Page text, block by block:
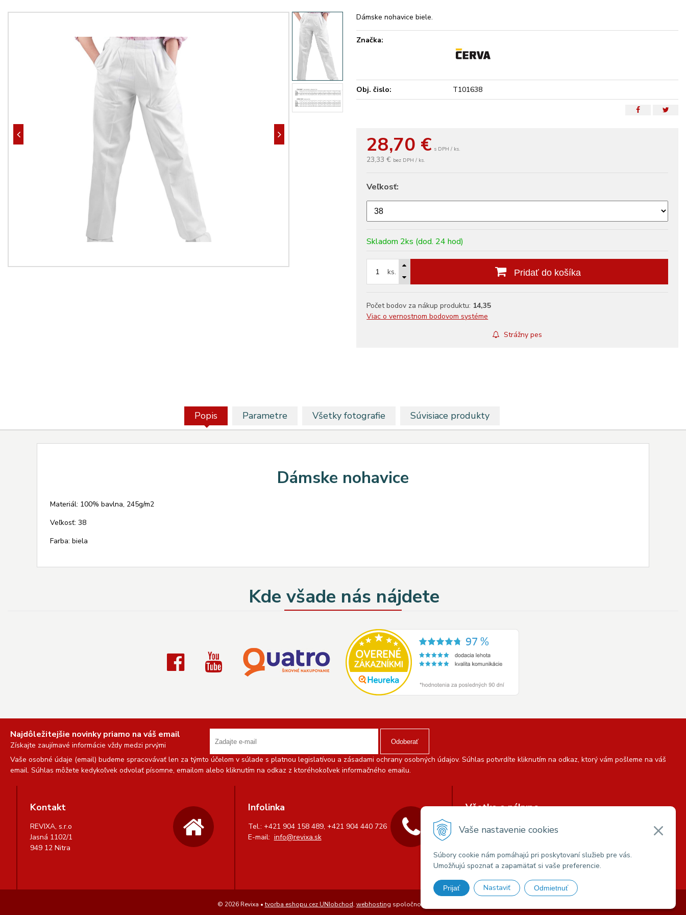
Vaše nastavenie cookies
Súbory cookie nám pomáhajú pri poskytovaní služieb pre vás.
Umožňujú spoznať a zapamätať si vaše preferencie.
Prijať Nastaviť Odmietnuť
28,70 € s DPH / ks.
23,33 € bez DPH / ks.
Veľkosť:
Skladom 2ks (dod. 24 hod)
ks. Pridať do košíka
Počet bodov za nákup produktu: 14,35
Viac o vernostnom bodovom systéme
Strážny pes
Dámske nohavice biele.
Značka:
Obj. čislo: T101638
Popis Parametre Všetky fotografie Súvisiace produkty
Dámske nohavice
Materiál: 100% bavlna, 245g/m2
Veľkosť: 38
Farba: biela
Kde všade nás nájdete
Najdôležitejšie novinky priamo na váš email
Získajte zaujímavé informácie vždy medzi prvými Odoberať
Vaše osobné údaje (email) budeme spracovávať len za týmto účelom v súlade s platnou legislatívou a zásadami ochrany osobných údajov. Súhlas potvrdíte kliknutím na odkaz, ktorý vám pošleme na váš
email. Súhlas môžete kedykoľvek odvolať písomne, emailom alebo kliknutím na odkaz z ktoréhokoľvek informačného emailu.
Kontakt
REVIXA, s.r.o
Jasná 1102/1
949 12 Nitra
Infolinka
Tel.: +421 904 158 489, +421 904 440 726
E-mail: info@revixa.sk
Všetko o nákupe
Možnosti platby a dopravy
Podmienky ochrany osobných údajov
Reklamačný poriadoka Reklamačný list
© 2026 Revixa •tvorba eshopu cez UNIobchod, webhosting spoločnosti